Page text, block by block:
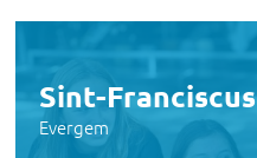
Sint-Franciscus
Evergem